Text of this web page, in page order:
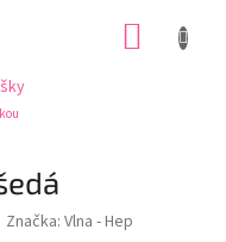
Značka: Vlna - Hep